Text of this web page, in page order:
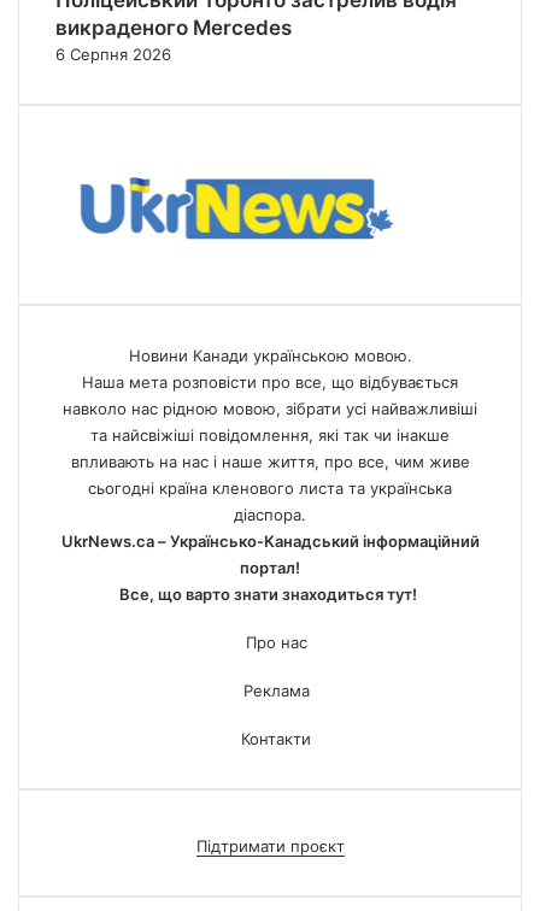
викраденого Mercedes
6 Серпня 2026
Новини Канади українською мовою.
Наша мета розповісти про все, що відбувається
навколо нас рідною мовою, зібрати усі найважливіші
та найсвіжіші повідомлення, які так чи інакше
впливають на нас і наше життя, про все, чим живе
сьогодні країна кленового листа та українська
діаспора.
UkrNews.ca – Українсько-Канадський інформаційний
портал!
Все, що варто знати знаходиться тут!
Про нас
Реклама
Контакти
Підтримати проєкт